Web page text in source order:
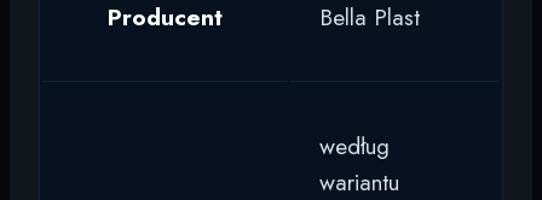
Producent Bella Plast
według
wariantu